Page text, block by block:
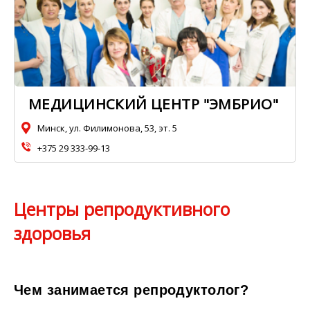
МЕДИЦИНСКИЙ ЦЕНТР "ЭМБРИО"
Минск, ул. Филимонова, 53, эт. 5
+375 29 333-99-13
Центры репродуктивного
здоровья
Чем занимается репродуктолог?